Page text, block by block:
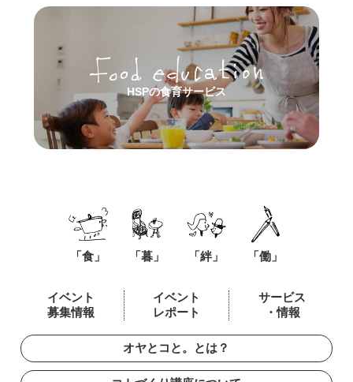
HSPの食育サービス
「食」 「暮」 「絆」 「働」
イベント
募集情報
イベント
レポート
サービス
・情報
オヤとコと。とは？